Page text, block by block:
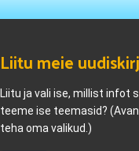
Liitu meie
Liitu ja vali ise, millist infot
teeme ise teemasid?
teha oma valikud.)